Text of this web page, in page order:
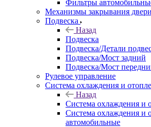
Фильтры
Механизмы закрывания двери
Подвеска
Назад
Подвеска
Подвеска/Детали
Подвеска/Мост задний
Подвеска/Мост
Рулевое управление
Система охлаждения и
Назад
Система охлаждения и
Система охлаждения и
автомобильные